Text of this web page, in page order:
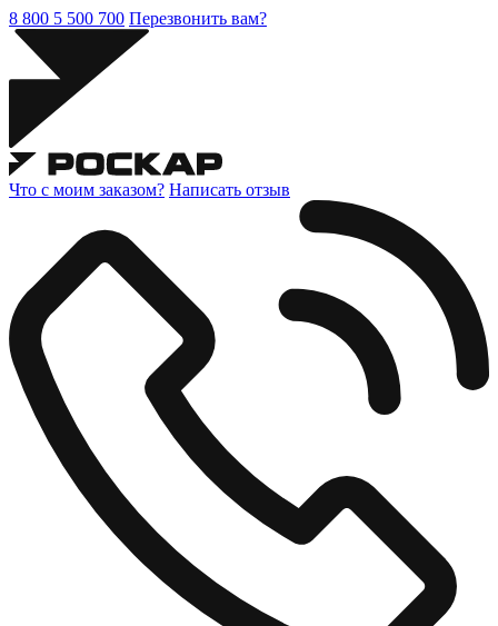
8 800 5 500 700 Перезвонить вам?
Что с моим заказом? Написать отзыв